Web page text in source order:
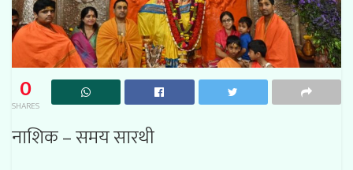
0
SHARES
नाशिक – समय सारथी